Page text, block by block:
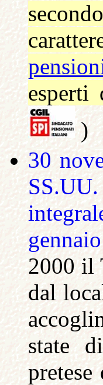
esperti
)
30
2000 il
dal
state